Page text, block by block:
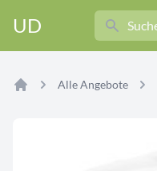
UD
Search
Alle Angebote